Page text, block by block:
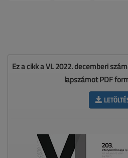
Ez a cikk a VL 2022. decemberi
lapszámot PDF